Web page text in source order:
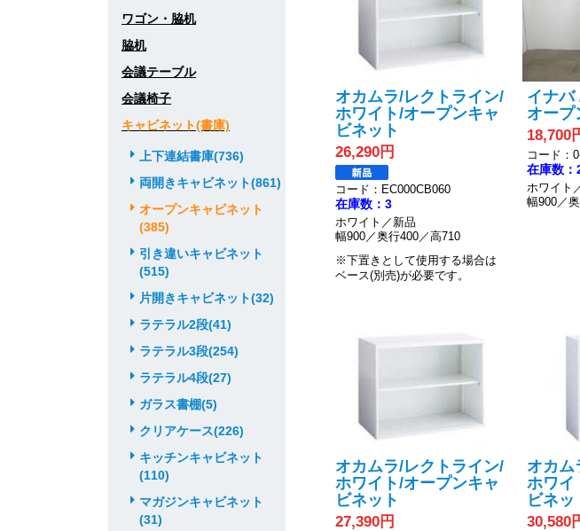
オカムラ/レクトライン/
ホワイト/オープンキャ
ビネット
26,290円
コード：EC000CB060
在庫数：3
ホワイト／新品
幅900／奥行400／高710
※下置きとして使用する場合は
ベース(別売)が必要です。
イナバ
オープ
18,700
コード：
在庫数：
ホワイト
幅900／
オカムラ/レクトライン/
ホワイト/オープンキャ
ビネット
27,390円
オカム
ホワイ
ビネッ
30,580
ワゴン・脇机
脇机
会議テーブル
会議椅子
キャビネット(書庫)
上下連結書庫(736)
両開きキャビネット(861)
オープンキャビネット
(385)
引き違いキャビネット
(515)
片開きキャビネット(32)
ラテラル2段(41)
ラテラル3段(254)
ラテラル4段(27)
ガラス書棚(5)
クリアケース(226)
キッチンキャビネット
(110)
マガジンキャビネット
(31)